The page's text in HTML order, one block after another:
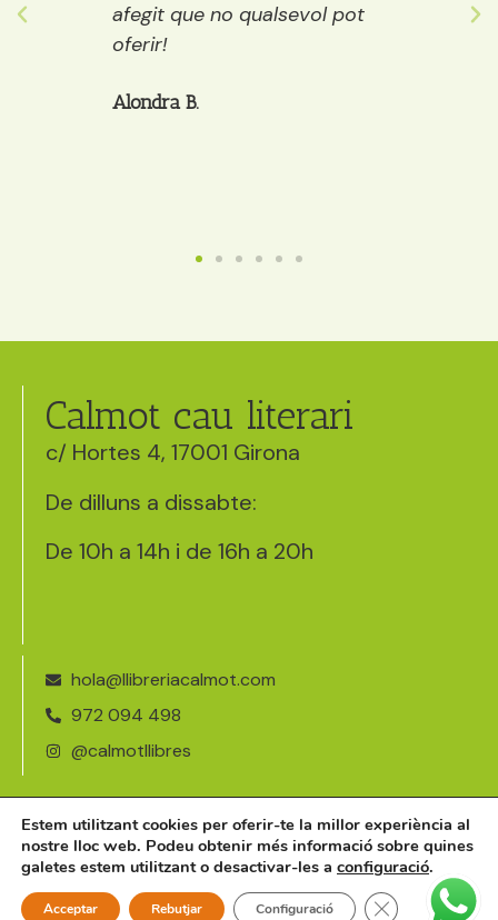
afegit que no qualsevol pot
oferir!
Alondra B.
Calmot cau literari
c/ Hortes 4, 17001 Girona
De dilluns a dissabte:
De 10h a 14h i de 16h a 20h
hola@llibreriacalmot.com
972 094 498
@calmotllibres
Avís legal
Política de cookies
©2026 · llibreriacalmot.com
Estem utilitzant cookies per oferir-te la millor experiència al
nostre lloc web. Podeu obtenir més informació sobre quines
galetes estem utilitzant o desactivar-les a configuració.
Acceptar Rebutjar Configuració Tanca el bàner